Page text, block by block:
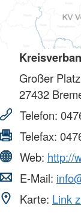
Großer
27432
Telefon:
Telefax:
Web: http://
E-Mail:
Karte: Link